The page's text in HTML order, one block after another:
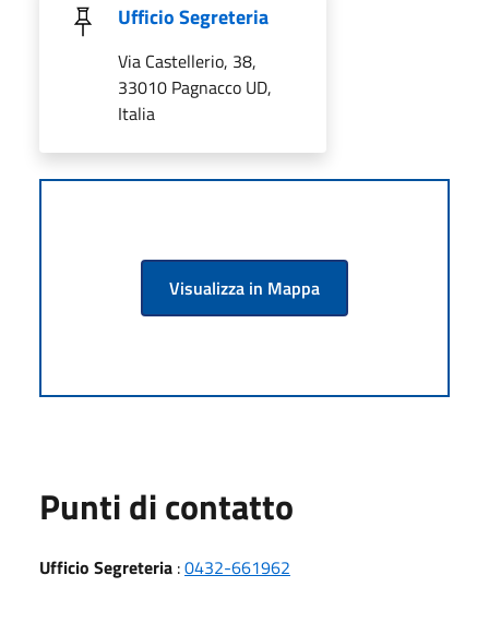
Ufficio Segreteria
Via Castellerio, 38,
33010 Pagnacco UD,
Italia
Visualizza in Mappa
Punti di contatto
Ufficio Segreteria :0432-661962